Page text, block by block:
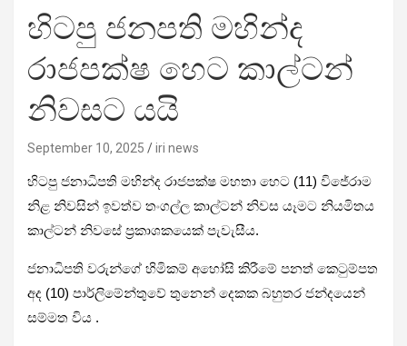
හිටපු ජනපති මහින්ද
රාජපක්ෂ හෙට කාල්ටන්
නිවසට යයි
September 10, 2025 iri news
හිටපු ජනාධිපති මහින්ද රාජපක්ෂ මහතා හෙට (11) විජේරාම
නිළ නිවසින් ඉවත්ව තංගල්ල කාල්ටන් නිවස යෑමට නියමිතය
කාල්ටන් නිවසේ ප්‍රකාශකයෙක් පැවැසීය.
ජනාධිපති වරුන්ගේ හිමිකම් අහෝසි කිරීමේ පනත් කෙටුම්පත
අද (10) පාර්ලිමේන්තුවේ තුනෙන් දෙකක බහුතර ජන්දයෙන්
සම්මත විය .